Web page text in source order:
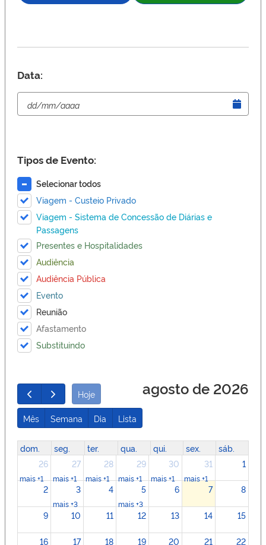
Data:
Tipos de Evento:
Selecionar todos
Viagem - Custeio Privado
Viagem - Sistema de Concessão de Diárias e
Passagens
Presentes e Hospitalidades
Audiência
Audiência Pública
Evento
Reunião
Afastamento
Substituindo
Hoje agosto de 2026
Mês Semana Dia Lista
dom. seg. ter. qua. qui. sex.
sáb.
26
mais +1
27
mais +1
28
mais +1
29
mais +1
30
mais +1
31
mais +1
1
2 3
mais +3
4 5
mais +3
6 7 8
9 10 11 12 13 14 15
16 17 18 19 20 21 22